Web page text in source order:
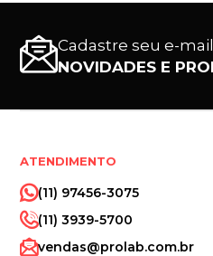
Cadastre seu e-
NOVIDADES E
ATENDIMENTO
(11) 97456-3075
(11) 3939-5700
vendas@prolab.com.br